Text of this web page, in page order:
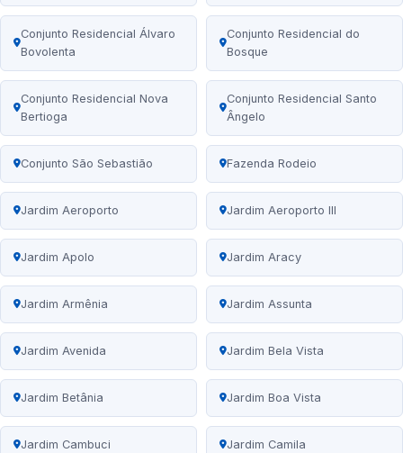
Conjunto Residencial Álvaro
Bovolenta
Conjunto Residencial do
Bosque
Conjunto Residencial Nova
Bertioga
Conjunto Residencial Santo
Ângelo
Conjunto São Sebastião Fazenda Rodeio
Jardim Aeroporto Jardim Aeroporto III
Jardim Apolo Jardim Aracy
Jardim Armênia Jardim Assunta
Jardim Avenida Jardim Bela Vista
Jardim Betânia Jardim Boa Vista
Jardim Cambuci Jardim Camila